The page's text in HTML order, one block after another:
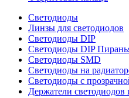
Светодиоды
Линзы для светодиодов
Светодиоды DIP
Светодиоды DIP
Светодиоды SMD
Светодиоды на
Светодиоды с
Держатели